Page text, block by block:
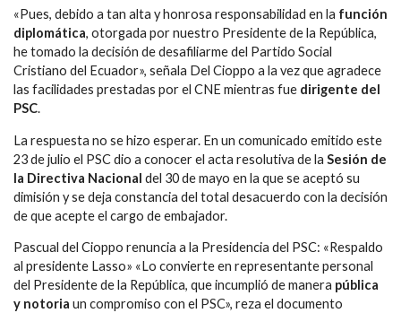
«Pues, debido a tan alta y honrosa responsabilidad en la función
diplomática, otorgada por nuestro Presidente de la República,
he tomado la decisión de desafiliarme del Partido Social
Cristiano del Ecuador», señala Del Cioppo a la vez que agradece
las facilidades prestadas por el CNE mientras fue dirigente del
PSC.
La respuesta no se hizo esperar. En un comunicado emitido este
23 de julio el PSC dio a conocer el acta resolutiva de la Sesión de
la Directiva Nacional del 30 de mayo en la que se aceptó su
dimisión y se deja constancia del total desacuerdo con la decisión
de que acepte el cargo de embajador.
Pascual del Cioppo renuncia a la Presidencia del PSC: «Respaldo
al presidente Lasso» «Lo convierte en representante personal
del Presidente de la República, que incumplió de manera pública
y notoria un compromiso con el PSC», reza el documento